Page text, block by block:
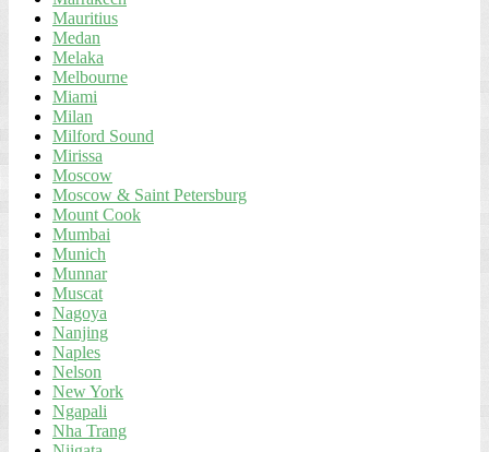
Mauritius
Medan
Melaka
Melbourne
Miami
Milan
Milford Sound
Mirissa
Moscow
Moscow & Saint Petersburg
Mount Cook
Mumbai
Munich
Munnar
Muscat
Nagoya
Nanjing
Naples
Nelson
New York
Ngapali
Nha Trang